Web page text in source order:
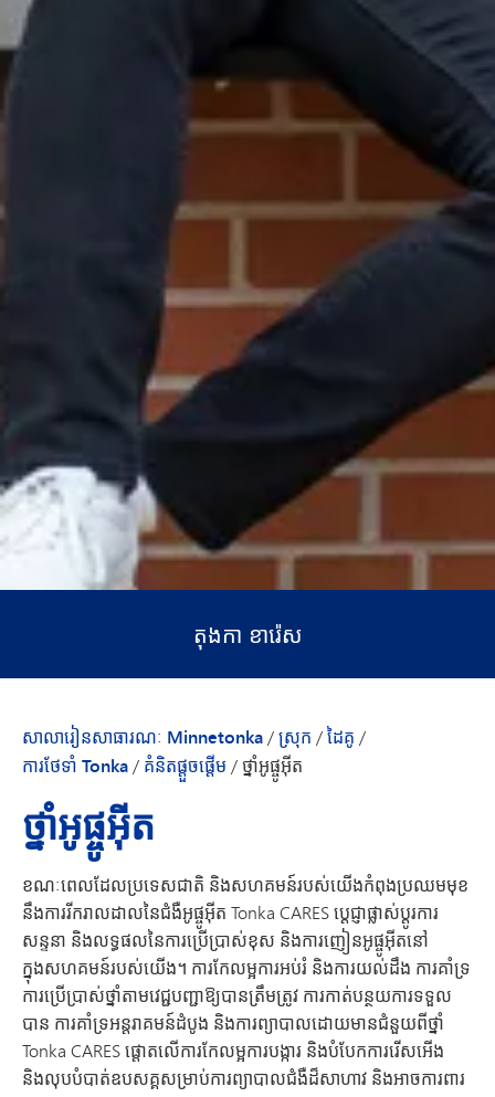
តុងកា ខារ៉េស
សាលារៀនសាធារណៈ Minnetonka/ស្រុក /ដៃគូ /
ការថែទាំ Tonka/ គំនិតផ្ដួចផ្ដើម /ថ្នាំអូផ្ចូអ៊ីត
ថ្នាំអូផ្ចូអ៊ីត
ខណៈពេលដែលប្រទេសជាតិ និងសហគមន៍របស់យើងកំពុងប្រឈមមុខ
នឹងការរីករាលដាលនៃជំងឺអូផ្ចូអ៊ីត Tonka CARES ប្តេជ្ញាផ្លាស់ប្តូរការ
សន្ទនា និងលទ្ធផលនៃការប្រើប្រាស់ខុស និងការញៀនអូផ្ចូអ៊ីតនៅ
ក្នុងសហគមន៍របស់យើង។ ការកែលម្អការអប់រំ និងការយល់ដឹង ការគាំទ្រ
ការប្រើប្រាស់ថ្នាំតាមវេជ្ជបញ្ជាឱ្យបានត្រឹមត្រូវ ការកាត់បន្ថយការទទួល
បាន ការគាំទ្រអន្តរាគមន៍ដំបូង និងការព្យាបាលដោយមានជំនួយពីថ្នាំ
Tonka CARES ផ្តោតលើការកែលម្អការបង្ការ និងបំបែកការរើសអើង
និងលុបបំបាត់ឧបសគ្គសម្រាប់ការព្យាបាលជំងឺដ៏សាហាវ និងអាចការពារ